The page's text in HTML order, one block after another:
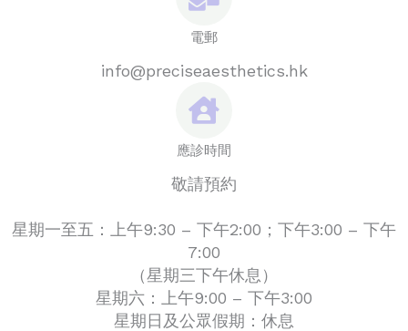
電郵
info@preciseaesthetics.hk
應診時間
敬請預約
星期一至五：上午9:30 – 下午2:00；下午3:00 – 下午
7:00
（星期三下午休息）
星期六：上午9:00 – 下午3:00
星期日及公眾假期：休息